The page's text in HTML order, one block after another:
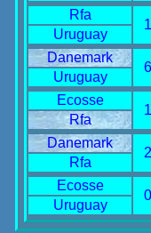
Rfa
Uruguay
Danemark
Uruguay
Ecosse
Rfa
Danemark
Rfa
Ecosse
Uruguay